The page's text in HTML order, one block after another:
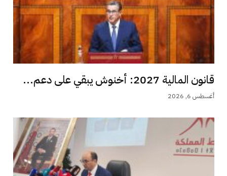
قانون المالية 2027: أخنوش يبقي على دعم...
أغسطس 6, 2026